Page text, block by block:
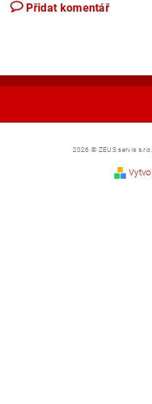
Přidat komentář
2026 © ZEUS servis